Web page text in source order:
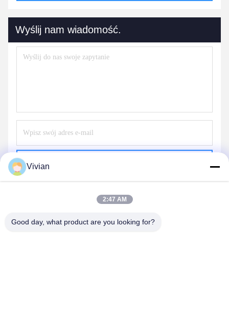
Wyślij nam wiadomość.
Vivian
2:47 AM
Good day, what product are you looking for?